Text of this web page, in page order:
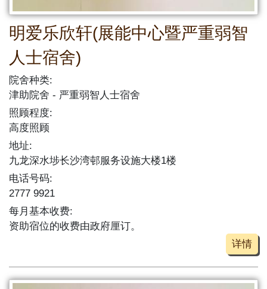
明爱乐欣轩(展能中心暨严重弱智
人士宿舍)
院舍种类:
津助院舍
严重弱智人士宿舍
照顾程度:
高度照顾
地址:
九龙深水埗长沙湾邨服务设施大楼1楼
电话号码:
2777 9921
每月基本收费:
资助宿位的收费由政府厘订。
详情